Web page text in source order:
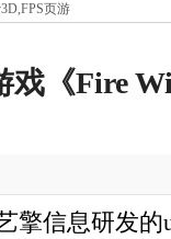
页游
戏《Fire
信息研发的
即注册